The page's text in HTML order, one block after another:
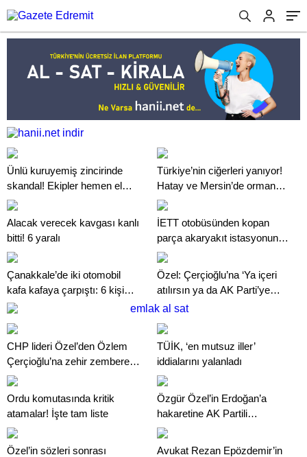
Ünlü kuruyemiş zincirinde
skandal! Ekipler hemen el
koydu
Türkiye’nin ciğerleri yanıyor!
Hatay ve Mersin’de orman
yangınları çıktı
Alacak verecek kavgası kanlı
bitti! 6 yaralı
İETT otobüsünden kopan
parça akaryakıt istasyonuna
düştü
Çanakkale’de iki otomobil
kafa kafaya çarpıştı: 6 kişi
hayatını kaybetti
Özel: Çerçioğlu’na ‘Ya içeri
atılırsın ya da AK Parti’ye
katılırsın’ demişler
CHP lideri Özel’den Özlem
Çerçioğlu’na zehir zemberek
sözler
TÜİK, ‘en mutsuz iller’
iddialarını yalanladı
Ordu komutasında kritik
atamalar! İşte tam liste
Özgür Özel’in Erdoğan’a
hakaretine AK Partili
Baykoç’tan sert tepki: Son
Özel’in sözleri sonrası
Avukat Rezan Epözdemir’in